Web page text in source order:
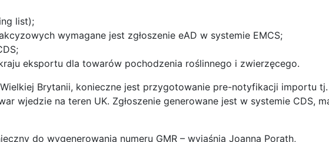
list);
wymagane jest zgłoszenie eAD w systemie EMCS;
eksportu dla towarów pochodzenia roślinnego i zwierzęcego.
Brytanii, konieczne jest przygotowanie pre-notyfikacji importu tj.
wjedzie na teren UK. Zgłoszenie generowane jest w systemie CDS,
do wygenerowania numeru GMR – wyjaśnia Joanna Porath,